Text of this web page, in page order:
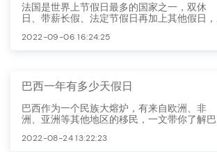
法国是世界上节假日最多的国家之一，双休
日、带薪长假、法定节假日再加上其他假日，
2022-09-06 16:24:25
巴西一年有多少天假日
巴西作为一个民族大熔炉，有来自欧洲、非
洲、亚洲等其他地区的移民，一文带你了解巴
2022-08-24 13:22:23